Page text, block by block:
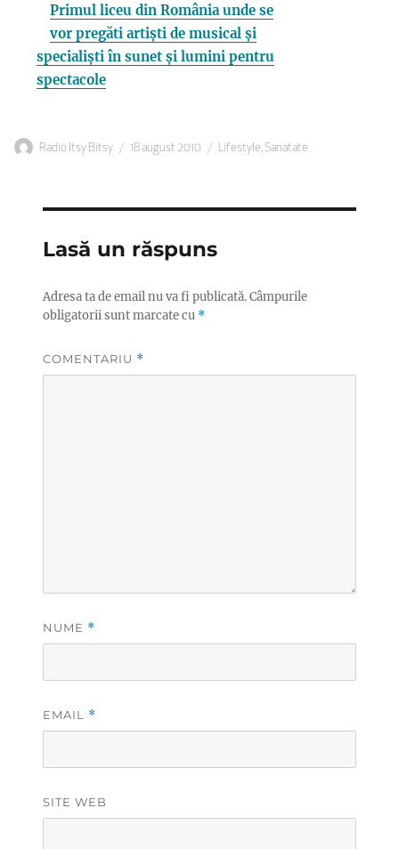
Primul liceu din România unde se
vor pregăti artiști de musical și
specialiști în sunet și lumini pentru
spectacole
Autor
Radio Itsy Bitsy
Publicat
18 august 2010 Categorii
Lifestyle,Sanatate
Lasă un răspuns
Adresa ta de email nu va fi publicată.Câmpurile
obligatorii sunt marcate cu *
COMENTARIU *
NUME *
EMAIL *
SITE WEB